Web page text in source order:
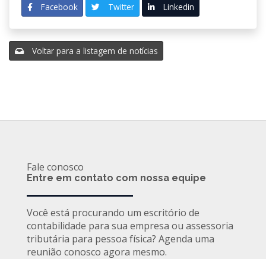
Facebook Twitter Linkedin
Voltar para a listagem de notícias
Fale conosco
Entre em contato com nossa equipe
Você está procurando um escritório de
contabilidade para sua empresa ou assessoria
tributária para pessoa física? Agenda uma
reunião conosco agora mesmo.